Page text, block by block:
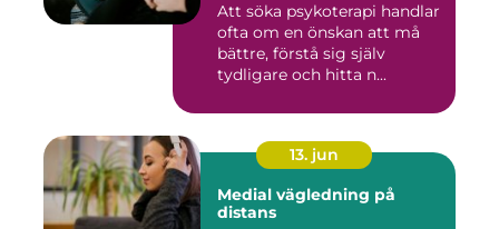
Att söka psykoterapi handlar
ofta om en önskan att må
bättre, förstå sig själv
tydligare och hitta n...
13. jun
Medial vägledning på
distans